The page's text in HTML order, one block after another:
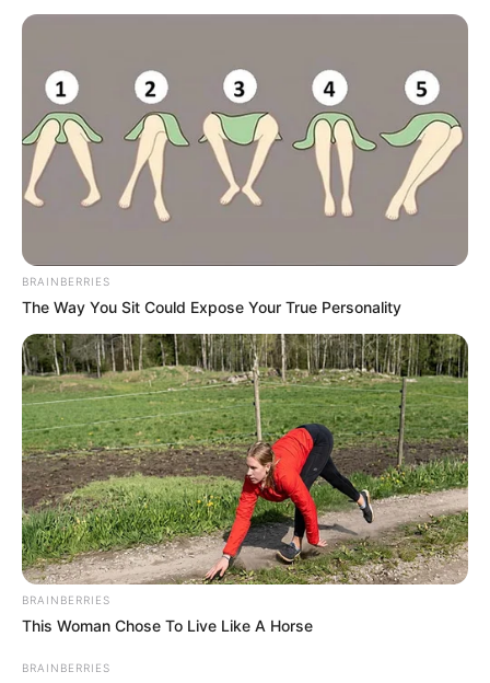
BRAINBERRIES
The Way You Sit Could Expose Your True Personality
BRAINBERRIES
This Woman Chose To Live Like A Horse
BRAINBERRIES